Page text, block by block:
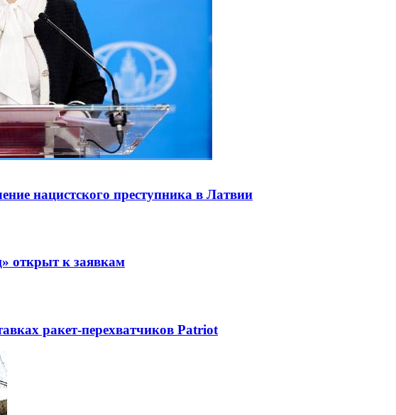
нацистского преступника в Латвии
открыт к заявкам
ракет-перехватчиков Patriot